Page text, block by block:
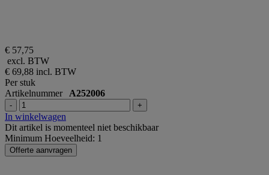
€ 57,75
excl. BTW
€ 69,88 incl. BTW
Per stuk
Artikelnummer A252006
- +
In winkelwagen
Dit artikel is momenteel niet beschikbaar
Minimum Hoeveelheid: 1
Offerte aanvragen